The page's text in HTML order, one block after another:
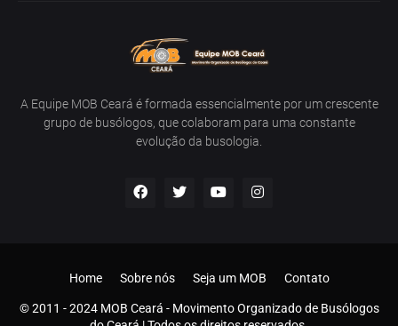
A Equipe MOB Ceará é formada essencialmente por um crescente
grupo de busólogos, que colaboram para uma constante
evolução da busologia.
© 2011 - 2024 MOB Ceará - Movimento Organizado de Busólogos
Home Sobre nós Seja um MOB Contato